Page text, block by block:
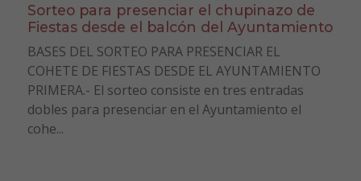
Sorteo para presenciar el chupinazo de
Fiestas desde el balcón del Ayuntamiento
BASES DEL SORTEO PARA PRESENCIAR EL
COHETE DE FIESTAS DESDE EL AYUNTAMIENTO
PRIMERA.- El sorteo consiste en tres entradas
dobles para presenciar en el Ayuntamiento el
cohe...